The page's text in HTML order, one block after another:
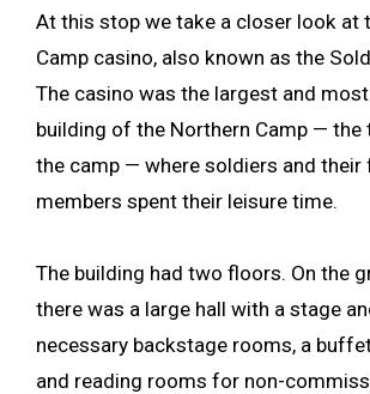
At this stop we take a closer look at
Camp casino, also known as the
The casino was the largest and
building of the Northern Camp — the
the camp — where soldiers and their
members spent their leisure time.
The building had two floors. On the
there was a large hall with a stage
necessary backstage rooms, a
and reading rooms for non-